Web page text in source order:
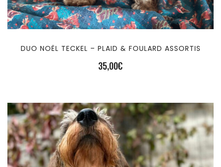
DUO NOËL TECKEL – PLAID & FOULARD ASSORTIS
35,00€